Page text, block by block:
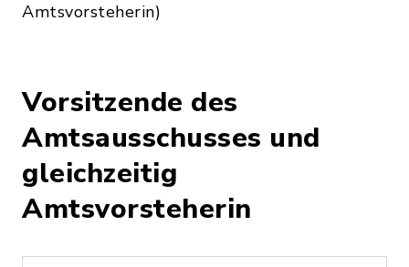
Amtsvorsteherin)
Vorsitzende des
Amtsausschusses und
gleichzeitig
Amtsvorsteherin